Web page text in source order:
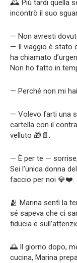
🕰️ Più tardi quella
incontrò il suo
— Non avresti
— Il viaggio è stato
ha chiamato
Non ho fatto in
— Perché non mi
— Volevo farti una
cartella con il
velluto 🎁📄.
— È per te —
Sei l’unica donna
faccio per noi 💎❤️.
🫂 Marina sentì la
sé sapeva che ci
fiducia e
🌅 Il giorno dopo,
cucina, Marina